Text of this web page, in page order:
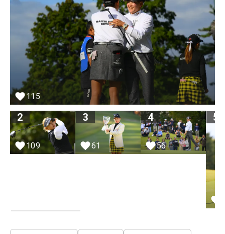
115
2
109
3
61
4
56
5